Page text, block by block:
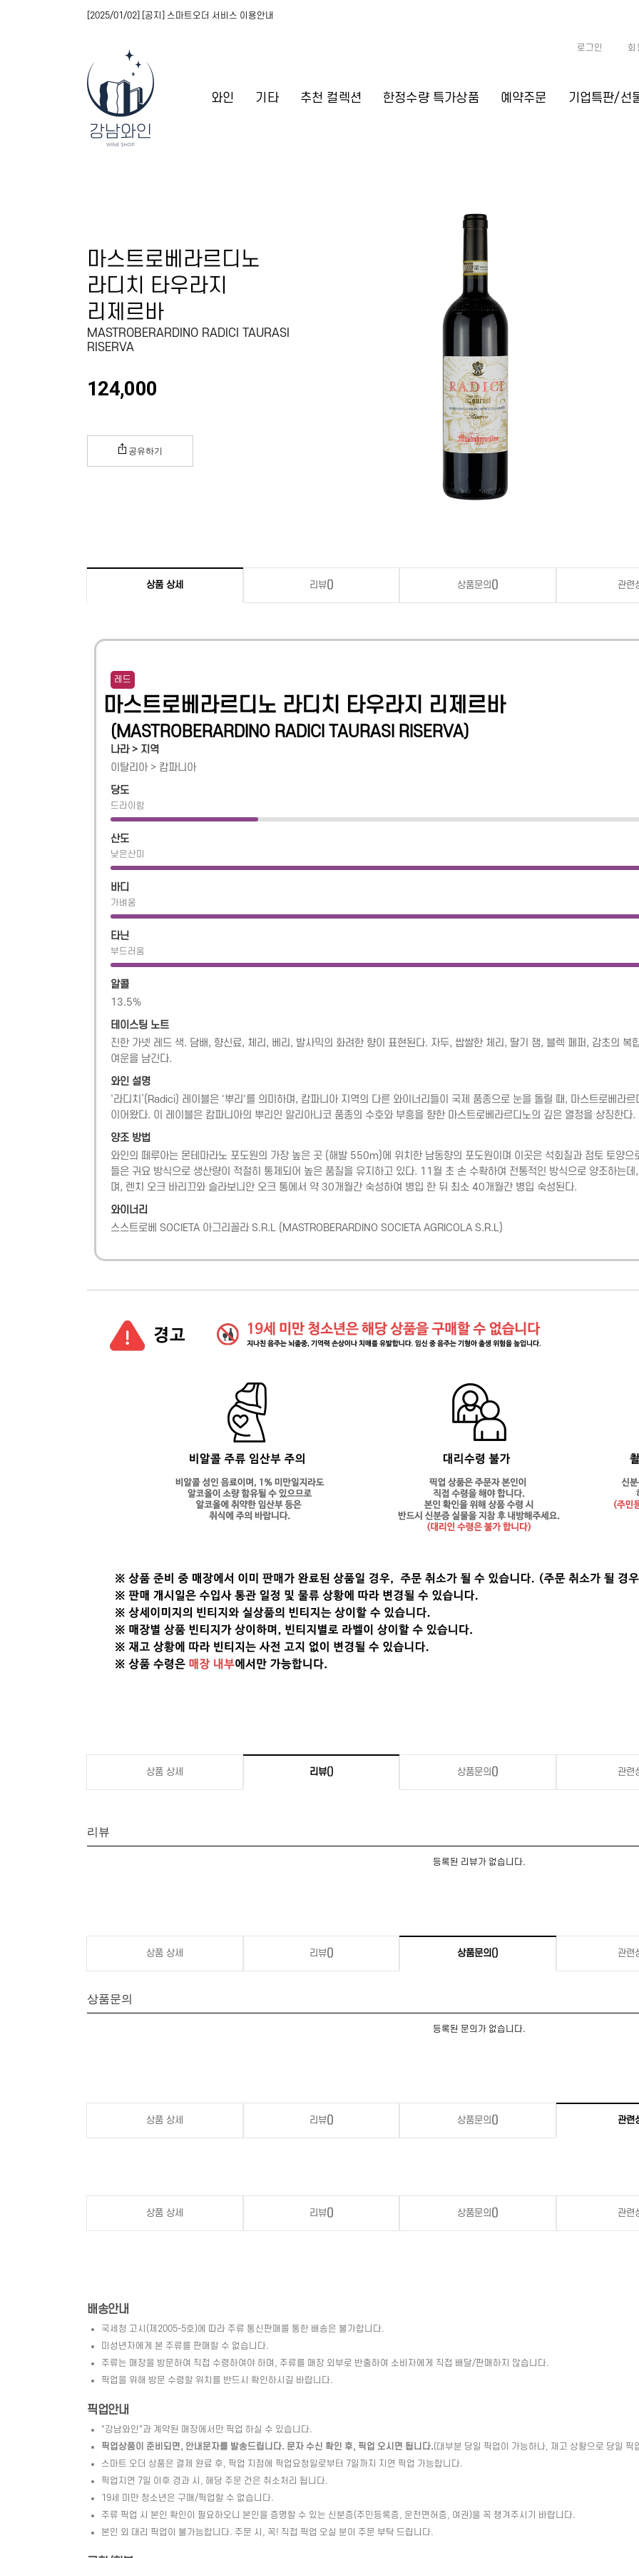
와인 기타 추천 컬렉션 한정수량 특가상품 예약주문 기업특판/선
[2025/01/02] [공지] 스마트오더 서비스 이용안내
로그인 회
마스트로베라르디노
라디치 타우라지
리제르바
MASTROBERARDINO RADICI TAURASI
RISERVA
124,000
공유하기
상품 상세 리뷰() 상품문의 () 관련
레드
마스트로베라르디노 라디치 타우라지 리제르바
(MASTROBERARDINO RADICI TAURASI RISERVA)
나라 > 지역
이탈리아 > 캄파니아
당도
드라이함
산도
낮은산미
바디
가벼움
타닌
부드러움
알콜
13.5%
테이스팅 노트
진한 가넷 레드 색. 담배, 향신료, 체리, 베리, 발사믹의 화려한 향이 표현된다. 자두, 쌉쌀한 체리, 딸기 잼, 블렉 페퍼, 감초의 복
여운을 남긴다.
와인 설명
‘라디치’(Radici) 레이블은 '뿌리'를 의미하며, 캄파니아 지역의 다른 와이너리들이 국제 품종으로 눈을 돌릴 때, 마스트로베라
이어왔다. 이 레이블은 캄파니아의 뿌리인 알리아니코 품종의 수호와 부흥을 향한 마스트로베라르디노의 깊은 열정을 상징한다.
양조 방법
와인의 떼루아는 몬테마라노 포도원의 가장 높은 곳 (해발 550m)에 위치한 남동향의 포도원이며 이곳은 석회질과 점토 토양
들은 귀요 방식으로 생산량이 적절히 통제되어 높은 품질을 유지하고 있다. 11월 초 손 수확하여 전통적인 방식으로 양조하
며, 렌치 오크 바리끄와 슬라보니안 오크 통에서 약 30개월간 숙성하여 병입 한 뒤 최소 40개월간 병입 숙성된다.
와이너리
스스트로베 SOCIETA 아그리꼴라 S.R.L ( MASTROBERARDINO SOCIETA AGRICOLA S.R.L)
상품 상세 리뷰() 상품문의 () 관련
리뷰
등록된 리뷰가 없습니다.
상품 상세 리뷰() 상품문의 () 관련
상품문의
등록된 문의가 없습니다.
상품 상세 리뷰() 상품문의 () 관련
상품 상세 리뷰() 상품문의 () 관련
배송안내
국세청 고시(제2005-5호)에 따라 주류 통신판매를 통한 배송은 불가합니다.
미성년자에게 본 주류를 판매할 수 없습니다.
주류는 매장을 방문하여 직접 수령하여야 하며, 주류를 매장 외부로 반출하여 소비자에게 직접 배달/판매하지 않습니다.
픽업을 위해 방문 수령할 위치를 반드시 확인하시길 바랍니다.
픽업안내
"강남와인"과 계약된 매장에서만 픽업 하실 수 있습니다.
픽업상품이 준비되면, 안내문자를 발송드립니다. 문자 수신 확인 후, 픽업 오시면 됩니다.(대부분 당일 픽업이 가능하나, 재고 상황으로 당일
스마트 오더 상품은 결제 완료 후, 픽업 지점에 픽업요청일로부터 7일까지 지연 픽업 가능합니다.
픽업지연 7일 이후 경과 시, 해당 주문 건은 취소처리 됩니다.
19세 미만 청소년은 구매/픽업할 수 없습니다.
주류 픽업 시 본인 확인이 필요하오니 본인을 증명할 수 있는 신분증(주민등록증, 운전면허증, 여권)을 꼭 챙겨주시기 바랍니다.
본인 외 대리 픽업이 불가능합니다. 주문 시, 꼭! 직접 픽업 오실 분이 주문 부탁 드립니다.